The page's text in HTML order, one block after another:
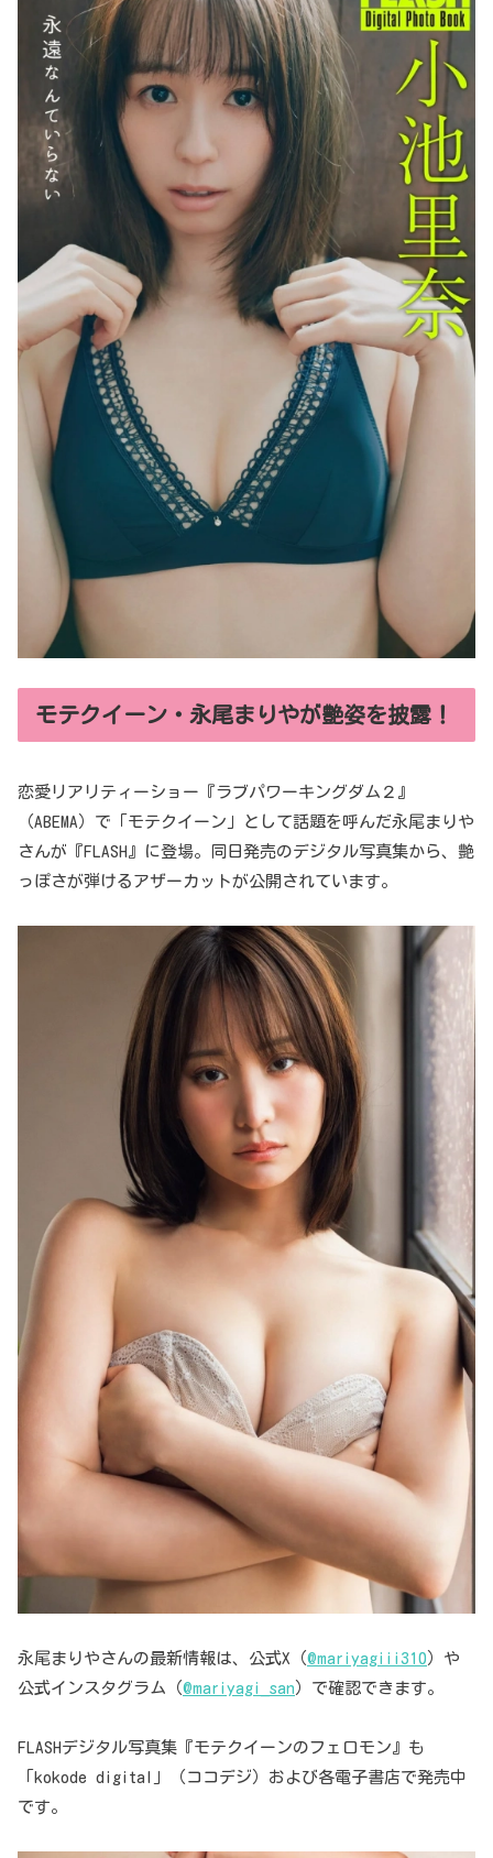
モテクイーン・永尾まりやが艶姿を披露！
恋愛リアリティーショー『ラブパワーキングダム２』
（ABEMA）で「モテクイーン」として話題を呼んだ永尾まりや
さんが『FLASH』に登場。同日発売のデジタル写真集から、艶
っぽさが弾けるアザーカットが公開されています。
永尾まりやさんの最新情報は、公式X（@mariyagiii310）や
公式インスタグラム（@mariyagi_san）で確認できます。
FLASHデジタル写真集『モテクイーンのフェロモン』も
「kokode digital」（ココデジ）および各電子書店で発売中
です。